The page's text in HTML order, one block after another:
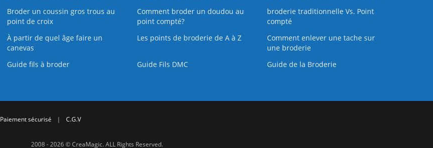
Broder un coussin gros trous au
point de croix
Comment broder un doudou au
point compté?
broderie traditionnelle Vs. Point
compté
À partir de quel âge faire un
canevas
Les points de broderie de A à Z
Comment enlever une tache sur
une broderie
Guide fils à broder
Guide Fils DMC Guide de la Broderie
Paiement sécurisé | C.G.V
2008 - 2026 © CreaMagic. ALL Rights Reserved.